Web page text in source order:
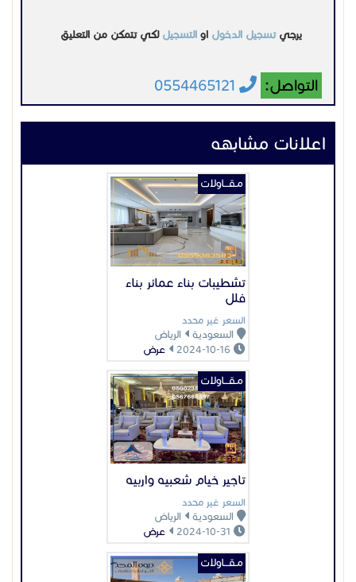
يرجيتسجيل الدخول او التسجيل لكي تتمكن من التعليق
التواصل: 0554465121
اعلانات مشابهه
تشطيبات بناء عمائر بناء
فلل
السعر غير محدد
السعودية
الرياض
عرض
مـقـــاولات
تاجير خيام شعبيه واربيه
السعر غير محدد
السعودية
الرياض
عرض
مـقـــاولات
مـقـــاولات